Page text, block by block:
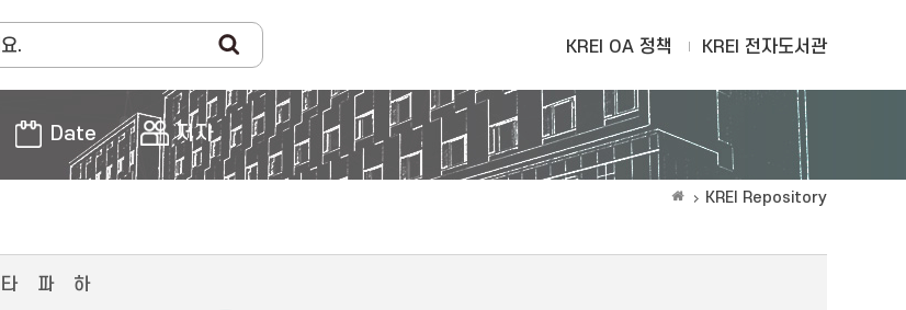
KREI OA 정책 KREI 전자도서관
Date 저자
KREI Repository
타 파
하